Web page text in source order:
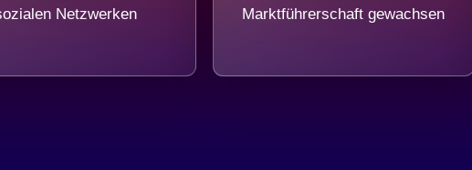
Netzwerken
Marktführerschaft gewachsen